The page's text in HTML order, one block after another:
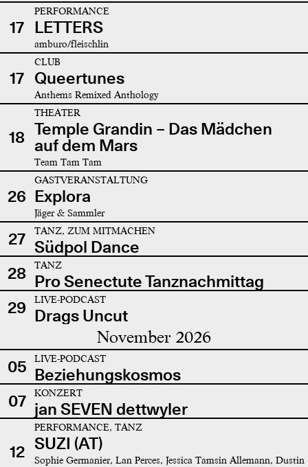
17
PERFORMANCE
LETTERS
amburo/fleischlin
17
CLUB
Queertunes
Anthems Remixed Anthology
18
THEATER
Temple Grandin – Das Mädchen
auf dem Mars
Team Tam Tam
26
GASTVERANSTALTUNG
Explora
Jäger & Sammler
27 TANZ, ZUM MITMACHEN
Südpol Dance
28
TANZ
Pro Senectute Tanznachmittag
29
LIVE-PODCAST
Drags Uncut
November 2026
05 LIVE-PODCAST
Beziehungskosmos
07
KONZERT
jan SEVEN dettwyler
12
PERFORMANCE, TANZ
SUZI (AT)
Sophie Germanier, Lan Perces, Jessica Tamsin Allemann, Dustin